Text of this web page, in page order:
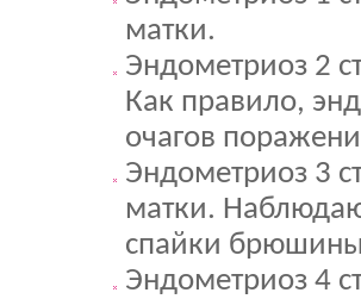
матки.
Эндометриоз 2
Как правило,
очагов
Эндометриоз 3
матки.
спайки
Эндометриоз 4